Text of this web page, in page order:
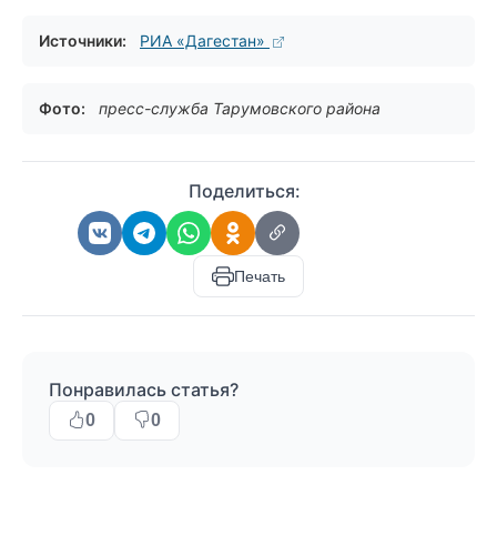
Источники: РИА «Дагестан»
Фото: пресс-служба Тарумовского района
Поделиться:
Печать
Понравилась статья?
0 0